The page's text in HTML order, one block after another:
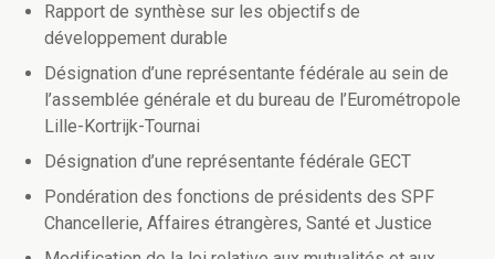
Rapport de synthèse sur les objectifs de
développement durable
Désignation d’une représentante fédérale au sein de
l’assemblée générale et du bureau de l’Eurométropole
Lille-Kortrijk-Tournai
Désignation d’une représentante fédérale GECT
Pondération des fonctions de présidents des SPF
Chancellerie, Affaires étrangères, Santé et Justice